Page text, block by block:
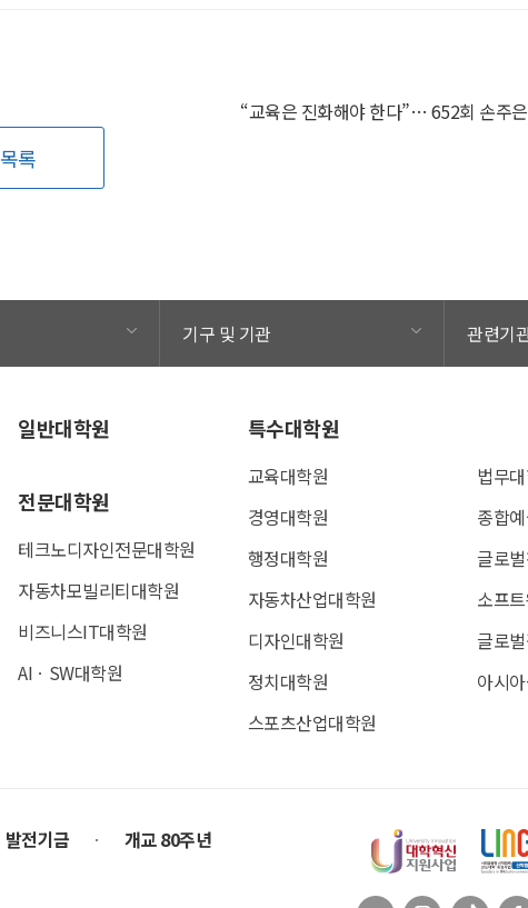
목록
기구 및 기관 관련기
일반대학원
전문대학원
테크노디자인전문대학원
자동차모빌리티대학원
비즈니스IT대학원
AIㆍSW대학원
특수대학원
교육대학원
경영대학원
행정대학원
자동차산업대학원
디자인대학원
정치대학원
스포츠산업대학원
법무
종합
글로
소프
글로
아시
발전기금 개교 80주년